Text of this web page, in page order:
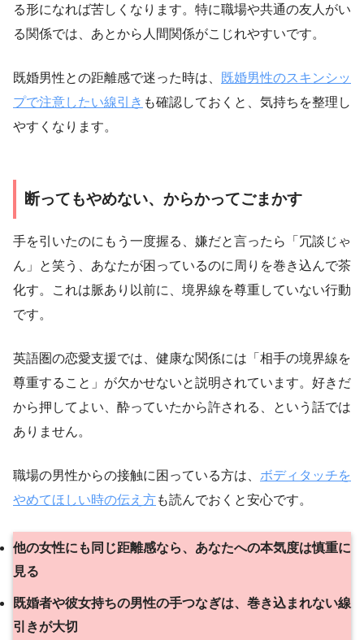
る形になれば苦しくなります。特に職場や共通の友人がい
る関係では、あとから人間関係がこじれやすいです。
既婚男性との距離感で迷った時は、
既婚男性のスキンシッ
プで注意したい線引き も確認しておくと、気持ちを整理し
やすくなります。
断ってもやめない、からかってごまかす
手を引いたのにもう一度握る、嫌だと言ったら「冗談じゃ
ん」と笑う、あなたが困っているのに周りを巻き込んで茶
化す。これは脈あり以前に、境界線を尊重していない行動
です。
英語圏の恋愛支援では、健康な関係には「相手の境界線を
尊重すること」が欠かせないと説明されています。好きだ
から押してよい、酔っていたから許される、という話では
ありません。
職場の男性からの接触に困っている方は、 ボディタッチを
やめてほしい時の伝え方も読んでおくと安心です。
他の女性にも同じ距離感なら、あなたへの本気度は慎重に
見る
既婚者や彼女持ちの男性の手つなぎは、巻き込まれない線
引きが大切